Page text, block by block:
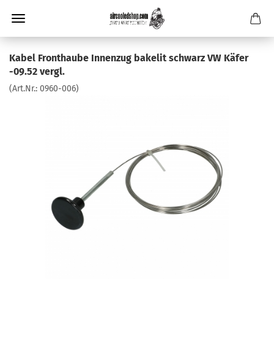
Kabel Fronthaube Innenzug bakelit schwarz VW Käfer
-09.52 vergl.
(Art.Nr.: 0960-006)